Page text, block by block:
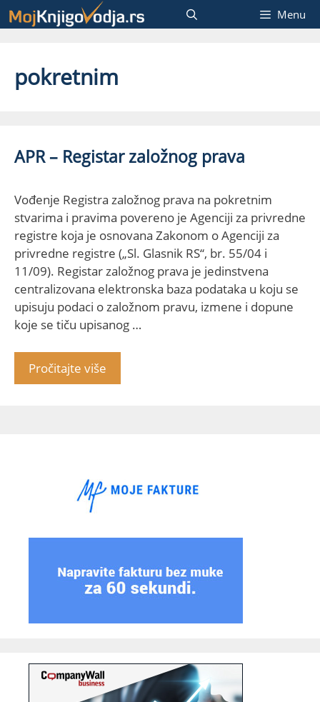
Skip
to
Menu
pokretnim
APR – Registar založnog prava
Vođenje Registra založnog prava na pokretnim
stvarima i pravima povereno je Agenciji za privredne
registre koja je osnovana Zakonom o Agenciji za
privredne registre („Sl. Glasnik RS“, br. 55/04 i
11/09). Registar založnog prava je jedinstvena
centralizovana elektronska baza podataka u koju se
upisuju podaci o založnom pravu, izmene i dopune
koje se tiču upisanog …
Pročitajte više